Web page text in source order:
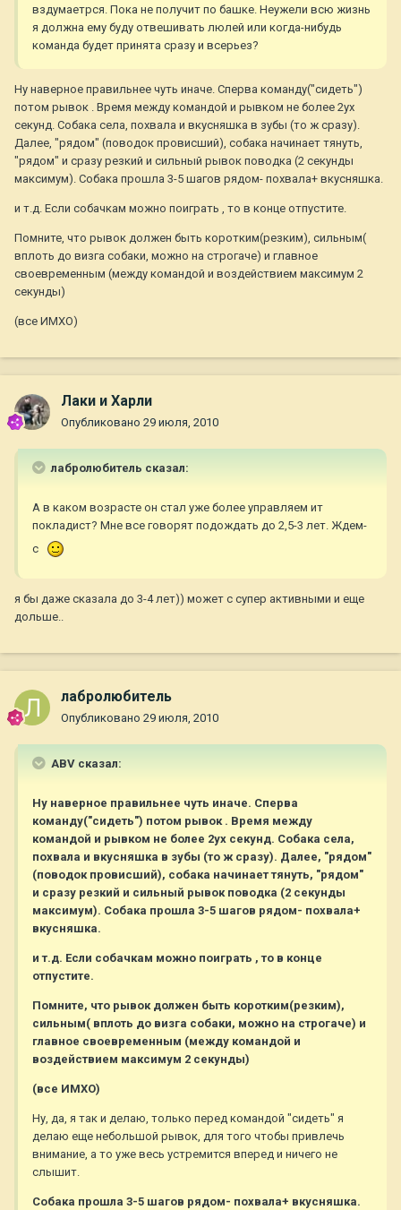
вздумаетрся. Пока не получит по башке. Неужели всю жизнь
я должна ему буду отвешивать люлей или когда-нибудь
команда будет принята сразу и всерьез?
Ну наверное правильнее чуть иначе. Сперва команду("сидеть")
потом рывок . Время между командой и рывком не более 2ух
секунд. Собака села, похвала и вкусняшка в зубы (то ж сразу).
Далее, "рядом" (поводок провисший), собака начинает тянуть,
"рядом" и сразу резкий и сильный рывок поводка (2 секунды
максимум). Собака прошла 3-5 шагов рядом- похвала+ вкусняшка.
и т.д. Если собачкам можно поиграть , то в конце отпустите.
Помните, что рывок должен быть коротким(резким), сильным(
вплоть до визга собаки, можно на строгаче) и главное
своевременным (между командой и воздействием максимум 2
секунды)
(все ИМХО)
Лаки и Харли
Опубликовано 29 июля, 2010
лабролюбитель сказал:
А в каком возрасте он стал уже более управляем ит
покладист? Мне все говорят подождать до 2,5-3 лет. Ждем-
с
я бы даже сказала до 3-4 лет)) может с супер активными и еще
дольше..
лабролюбитель
Опубликовано 29 июля, 2010
ABV сказал:
Ну наверное правильнее чуть иначе. Сперва
команду("сидеть") потом рывок . Время между
командой и рывком не более 2ух секунд. Собака села,
похвала и вкусняшка в зубы (то ж сразу). Далее, "рядом"
(поводок провисший), собака начинает тянуть, "рядом"
и сразу резкий и сильный рывок поводка (2 секунды
максимум). Собака прошла 3-5 шагов рядом- похвала+
вкусняшка.
и т.д. Если собачкам можно поиграть , то в конце
отпустите.
Помните, что рывок должен быть коротким(резким),
сильным( вплоть до визга собаки, можно на строгаче) и
главное своевременным (между командой и
воздействием максимум 2 секунды)
(все ИМХО)
Ну, да, я так и делаю, только перед командой "сидеть" я
делаю еще небольшой рывок, для того чтобы привлечь
внимание, а то уже весь устремится вперед и ничего не
слышит.
Собака прошла 3-5 шагов рядом- похвала+ вкусняшка.